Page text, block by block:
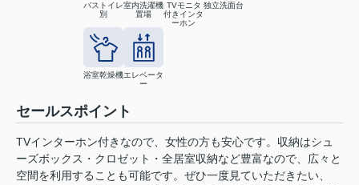
バストイレ
別
室内洗濯機
置場
TVモニタ
付きインタ
ーホン
独立洗面台
浴室乾燥機エレベータ
ー
セールスポイント
TVインターホン付きなので、女性の方も安心です。収納はシュ
ーズボックス・クロゼット・全居室収納など豊富なので、広々と
空間を利用することも可能です。ぜひ一度見ていただきたい、